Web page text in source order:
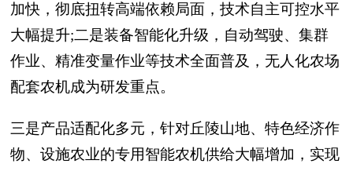
加快，彻底扭转高端依赖局面，技术自主可控水平
大幅提升;二是装备智能化升级，自动驾驶、集群
作业、精准变量作业等技术全面普及，无人化农场
配套农机成为研发重点。
三是产品适配化多元，针对丘陵山地、特色经济作
物、设施农业的专用智能农机供给大幅增加，实现